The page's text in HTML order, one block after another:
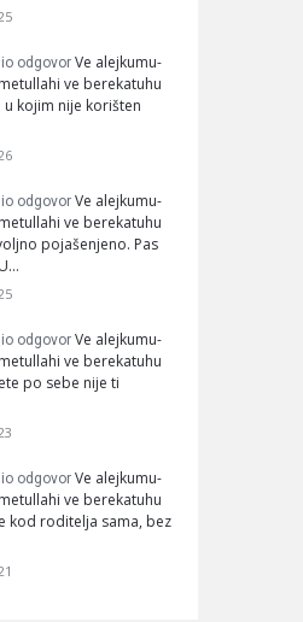
odgovor Ve alejkumu-
ve berekatuhu
kojim nije korišten
odgovor Ve alejkumu-
ve berekatuhu
pojašenjeno. Pas
odgovor Ve alejkumu-
ve berekatuhu
po sebe nije ti
odgovor Ve alejkumu-
ve berekatuhu
kod roditelja sama, bez